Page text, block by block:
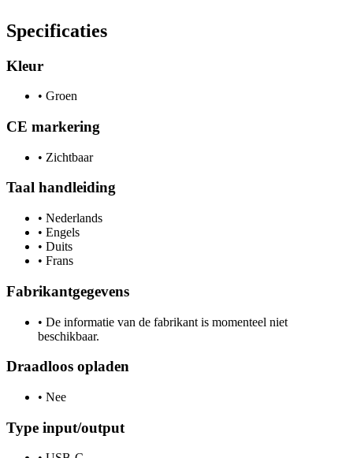
Specificaties
Kleur
• Groen
CE markering
• Zichtbaar
Taal handleiding
• Nederlands
• Engels
• Duits
• Frans
Fabrikantgegevens
• De informatie van de fabrikant is momenteel niet
beschikbaar.
Draadloos opladen
• Nee
Type input/output